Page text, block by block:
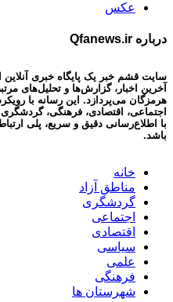
عکس
درباره Qfanews.ir
سایت قشم خبر یک پایگاه خبری
آخرین اخبار، گزارش‌ها و تحلیل‌های
هرمزگان می‌پردازد. این رسانه با
اجتماعی، اقتصادی، فرهنگی،
با اطلاع‌رسانی دقیق و سریع، پلی
باشد.
خانه
مناطق آزاد
گردشگری
اجتماعی
اقتصادی
سیاسی
علمی
فرهنگی
شهرستان ها